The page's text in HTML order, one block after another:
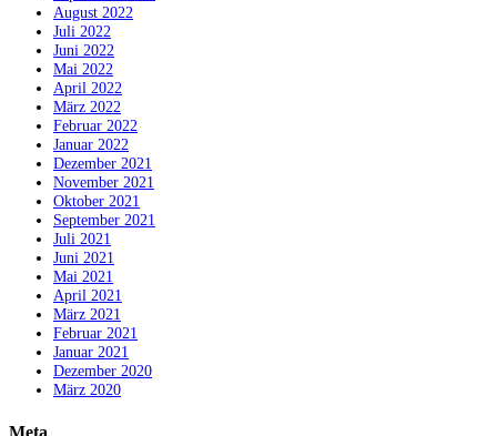
August 2022
Juli 2022
Juni 2022
Mai 2022
April 2022
März 2022
Februar 2022
Januar 2022
Dezember 2021
November 2021
Oktober 2021
September 2021
Juli 2021
Juni 2021
Mai 2021
April 2021
März 2021
Februar 2021
Januar 2021
Dezember 2020
März 2020
Meta